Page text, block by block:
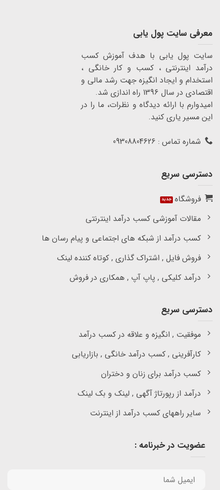
معرفی سایت پول یابی
سایت پول یابی با هدف آموزش کسب
درآمد اینترنتی ، کسب و کار خانگی ،
استخدام و ایجاد انگیزه جهت رشد مالی و
اقتصادی در سال 1396 راه اندازی شد.
امیدوارم با ارائه دیدگاه و نظرات، ما را در
این مسیر یاری کنید.
شماره تماس : 09308804626
دسترسی سریع
فروشگاه
مقالات آموزشی کسب درآمد اینترنتی
کسب درآمد از شبکه های اجتماعی و پیام رسان ها
فروش فایل , اشتراک گذاری , کوتاه کننده لینک
درآمد کلیکی , پاپ آپ , همکاری در فروش
دسترسی سریع
موفقیت , انگیزه و علاقه در کسب درآمد
کارآفرینی , کسب درآمد خانگی , بازاریابی
کسب درآمد برای زنان و دختران
درآمد از رپورتاژ آگهی , لینک و بک لینک
سایر راههای کسب درآمد از اینترنت
عضویت در خبرنامه :